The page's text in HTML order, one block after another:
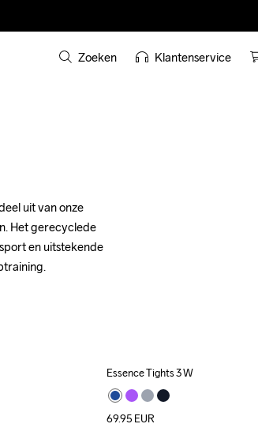
Zoeken Klantenservice
uit van onze
Het gerecyclede
en uitstekende
New
Essence Tights 3 W
69.95 EUR